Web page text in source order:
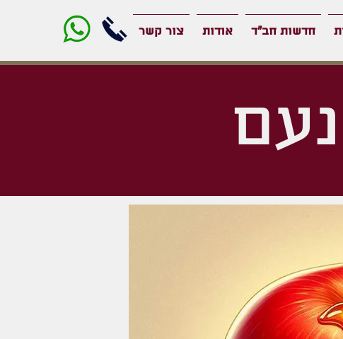
חדשות חב"ד אודות צור קשר